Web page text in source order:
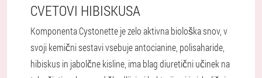
CVETOVI HIBISKUSA
Komponenta Cystonette je zelo aktivna biološka snov, v
svoji kemični sestavi vsebuje antocianine, polisaharide,
hibiskus in jabolčne kisline, ima blag diuretični učinek na